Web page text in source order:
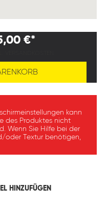
€*
kann
des Produktes nicht
Wenn Sie Hilfe bei der
oder Textur benötigen,
HINZUFÜGEN